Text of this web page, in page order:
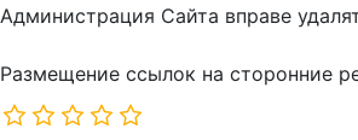
Администрация Сайта вправе
Размещение ссылок на сторонние